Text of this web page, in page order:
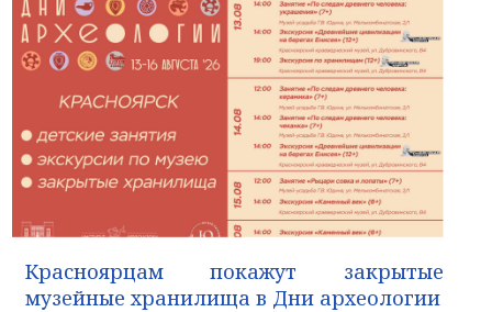
Красноярцам покажут закрытые
музейные хранилища в Дни археологии